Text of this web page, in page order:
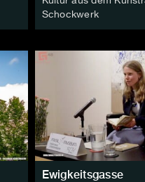
Schockwerk
Ewigkeitsgasse